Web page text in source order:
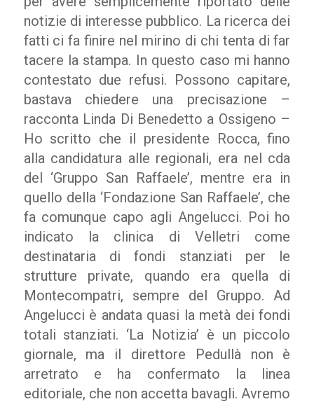
notizie di interesse pubblico. La ricerca dei
fatti ci fa finire nel mirino di chi tenta di far
tacere la stampa. In questo caso mi hanno
contestato due refusi. Possono capitare,
bastava chiedere una precisazione –
racconta Linda Di Benedetto a Ossigeno –
Ho scritto che il presidente Rocca, fino
alla candidatura alle regionali, era nel cda
del ‘Gruppo San Raffaele’, mentre era in
quello della ‘Fondazione San Raffaele’, che
fa comunque capo agli Angelucci. Poi ho
indicato la clinica di Velletri come
destinataria di fondi stanziati per le
strutture private, quando era quella di
Montecompatri, sempre del Gruppo. Ad
Angelucci è andata quasi la metà dei fondi
totali stanziati. ‘La Notizia’ è un piccolo
giornale, ma il direttore Pedullà non è
arretrato e ha confermato la linea
editoriale, che non accetta bavagli. Avremo